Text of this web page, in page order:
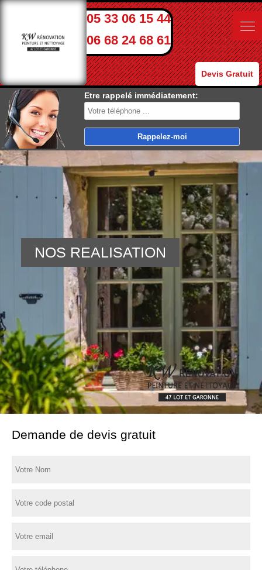
05 33 06 15 44
06 68 24 68 61
Devis Gratuit
Etre rappelé immédiatement:
NOS REALISATION
Demande de devis gratuit